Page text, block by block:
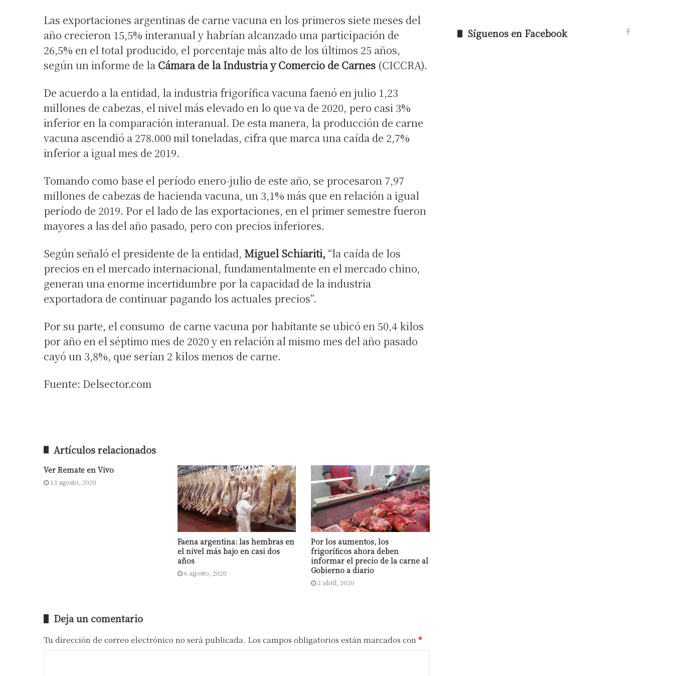
Las exportaciones argentinas de carne vacuna en los primeros siete meses del
año crecieron 15,5% interanual y habrían alcanzado una participación de
26,5% en el total producido, el porcentaje más alto de los últimos 25 años,
según un informe de la Cámara de la Industria y Comercio de Carnes (CICCRA).
De acuerdo a la entidad, la industria frigorífica vacuna faenó en julio 1,23
millones de cabezas, el nivel más elevado en lo que va de 2020, pero casi 3%
inferior en la comparación interanual. De esta manera, la producción de carne
vacuna ascendió a 278.000 mil toneladas, cifra que marca una caída de 2,7%
inferior a igual mes de 2019.
Tomando como base el período enero-julio de este año, se procesaron 7,97
millones de cabezas de hacienda vacuna, un 3,1% más que en relación a igual
período de 2019. Por el lado de las exportaciones, en el primer semestre fueron
mayores a las del año pasado, pero con precios inferiores.
Según señaló el presidente de la entidad, Miguel Schiariti, “la caída de los
precios en el mercado internacional, fundamentalmente en el mercado chino,
generan una enorme incertidumbre por la capacidad de la industria
exportadora de continuar pagando los actuales precios”.
Por su parte, el consumo de carne vacuna por habitante se ubicó en 50,4 kilos
por año en el séptimo mes de 2020 y en relación al mismo mes del año pasado
cayó un 3,8%, que serían 2 kilos menos de carne.
Fuente: Delsector.com
Artículos relacionados
Ver Remate en Vivo
13 agosto, 2020
Faena argentina: las hembras en
el nivel más bajo en casi dos
años
6 agosto, 2020
Por los aumentos, los
frigoríficos ahora deben
informar el precio de la carne al
Gobierno a diario
2 abril, 2020
Deja un comentario
Tu dirección de correo electrónico no será publicada. Los campos obligatorios están marcados con *
Síguenos en Facebook